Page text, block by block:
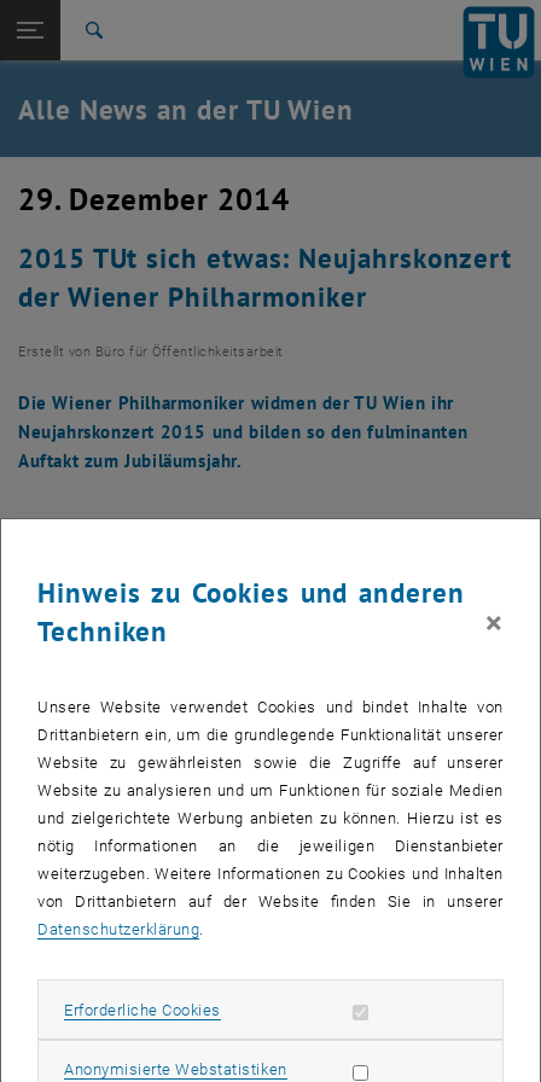
TU Login
Quicklinks
Quicklinks-Menü umschalten
Studium
Karriere
Zurück: Subseiten von TU Wien Startseite auflisten
Zurück zur letzten Ebene:
TU Wien Startseite
Übersicht
Alle News an der TU Wien
29. Dezember 2014
2015 TUt sich etwas: Neujahrskonzert
der Wiener Philharmoniker
Erstellt von Büro für Öffentlichkeitsarbeit
Die Wiener Philharmoniker widmen der TU Wien ihr
Neujahrskonzert 2015 und bilden so den fulminanten
Auftakt zum Jubiläumsjahr.
200 Jahre Forschung, Lehre und Innovation
Am 6. November 2015 feiert die Technische Universität Wien ihr
"Technik für Menschen" folgend – Wissenschaft auf höchstem
Niveau. 2015 wird dieses Jubiläum gefeiert: Vom Neujahrskonzert
der Wiener Philharmoniker über die Diskussionsreiche "TU Forum",
dem TU-Orientierungslauf, Konzerte bis zum Cinema TUesday
<link http: www.tu200.at _blank>Überblick über das Jubiläums-
Programm auf tu200.at
Die Wiener Philharmoniker unter Dirigent Zubin Mehta widmen das
Schwerpunkt des Konzertes wird heuer auf Strauss und die Technik
Hinweis zu Cookies und anderen
Techniken
×
Unsere Website verwendet Cookies und bindet Inhalte von
Drittanbietern ein, um die grundlegende Funktionalität unserer
Website zu gewährleisten sowie die Zugriffe auf unserer
Website zu analysieren und um Funktionen für soziale Medien
und zielgerichtete Werbung anbieten zu können. Hierzu ist es
nötig Informationen an die jeweiligen Dienstanbieter
weiterzugeben. Weitere Informationen zu Cookies und Inhalten
von Drittanbietern auf der Website finden Sie in unserer
Datenschutzerklärung.
Erforderliche Cookies Erforderliche Cookies zulassen
Anonymisierte WebstatistikenStatistik Cookies zulassen